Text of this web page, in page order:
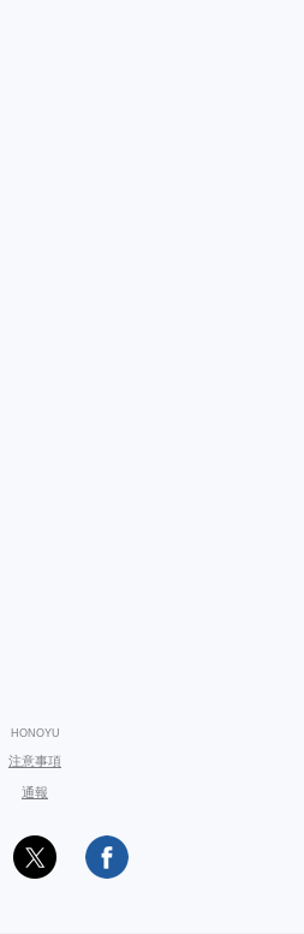
HONOYU
注意事項
通報